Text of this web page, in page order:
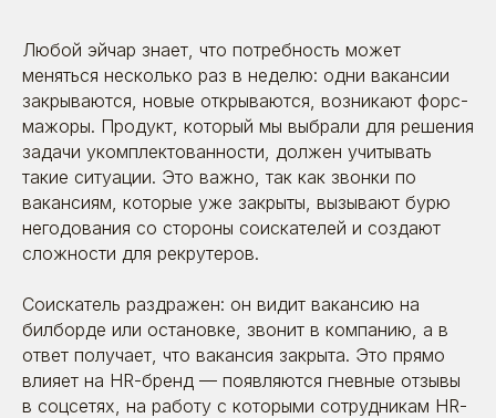
Любой эйчар знает, что потребность может
меняться несколько раз в неделю: одни вакансии
закрываются, новые открываются, возникают форс-
мажоры. Продукт, который мы выбрали для решения
задачи укомплектованности, должен учитывать
такие ситуации. Это важно, так как звонки по
вакансиям, которые уже закрыты, вызывают бурю
негодования со стороны соискателей и создают
сложности для рекрутеров.
Соискатель раздражен: он видит вакансию на
билборде или остановке, звонит в компанию, а в
ответ получает, что вакансия закрыта. Это прямо
влияет на HR-бренд — появляются гневные отзывы
в соцсетях, на работу с которыми сотрудникам HR-